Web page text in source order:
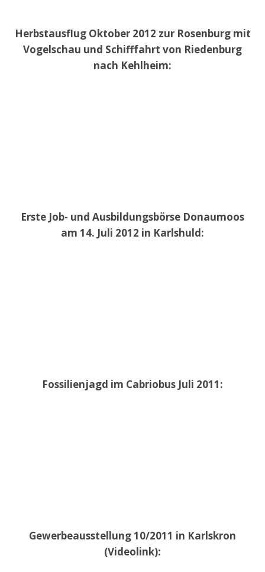
Herbstausflug Oktober 2012 zur Rosenburg mit
Vogelschau und Schifffahrt von Riedenburg
nach Kehlheim:
Erste Job- und Ausbildungsbörse Donaumoos
am 14. Juli 2012 in Karlshuld:
Fossilienjagd im Cabriobus Juli 2011:
Gewerbeausstellung 10/2011 in Karlskron
(Videolink):